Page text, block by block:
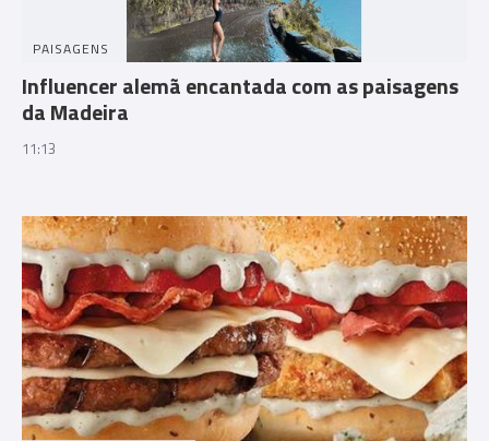
PAISAGENS
Influencer alemã encantada com as paisagens
da Madeira
11:13